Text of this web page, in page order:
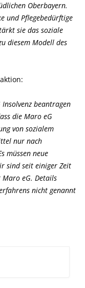
Oberbayern.
und Pflegebedürftige
sie das soziale
diesem Modell des
beantragen
die Maro eG
von sozialem
nur nach
müssen neue
sind seit einiger Zeit
eG. Details
nicht genannt